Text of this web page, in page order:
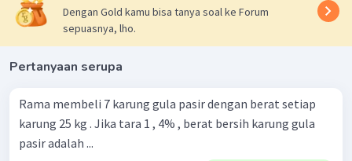
Dengan Gold kamu bisa tanya soal ke Forum
sepuasnya, lho.
Pertanyaan serupa
Rama membeli 7 karung gula pasir dengan berat setiap
karung 25 kg . Jika tara 1 , 4% , berat bersih karung gula
pasir adalah ...